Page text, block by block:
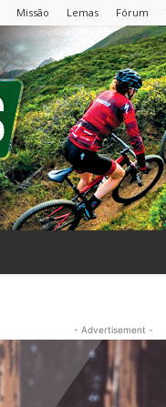
Missão Lemas Fórum
- Advertisement -